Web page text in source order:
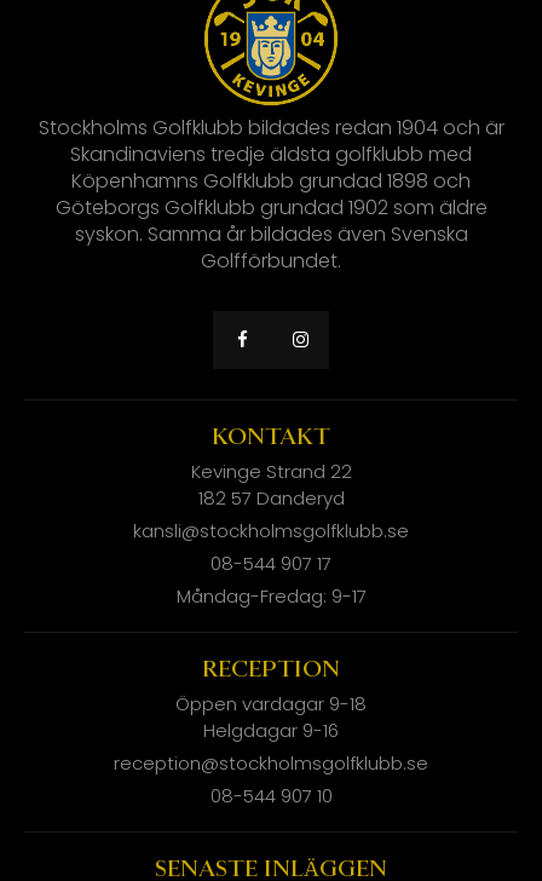
Stockholms Golfklubb bildades redan 1904 och är
Skandinaviens tredje äldsta golfklubb med
Köpenhamns Golfklubb grundad 1898 och
Göteborgs Golfklubb grundad 1902 som äldre
syskon. Samma år bildades även Svenska
Golfförbundet.
KONTAKT
Kevinge Strand 22
182 57 Danderyd
kansli@stockholmsgolfklubb.se
08-544 907 17
Måndag-Fredag: 9-17
RECEPTION
Öppen vardagar 9-18
Helgdagar 9-16
reception@stockholmsgolfklubb.se
08-544 907 10
SENASTE INLÄGGEN